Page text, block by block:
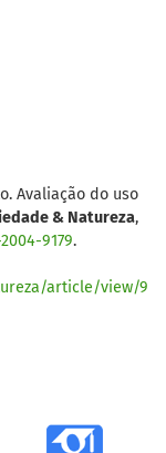
Avaliação do uso
& Natureza,
9179.
article/view/9